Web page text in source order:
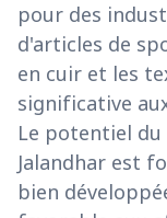
pour des
d'articles de
en cuir et les
significative
Le potentiel du
Jalandhar est
bien